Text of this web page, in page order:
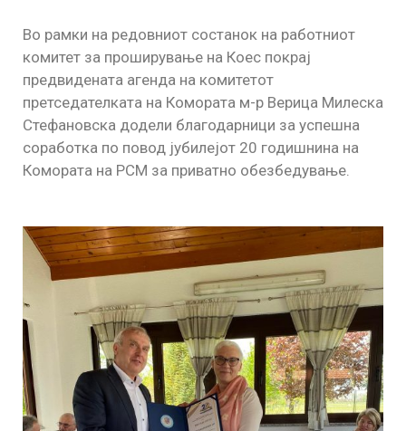
Во рамки на редовниот состанок на работниот
комитет за проширувaње на Коес покрај
предвидената агенда на комитетот
претседателката на Комората м-р Верица Милеска
Стефановска додели благодарници за успешна
соработка по повод јубилејот 20 годишнина на
Комората на РСМ за приватно обезбедување.